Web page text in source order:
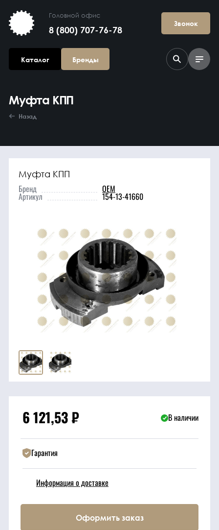
Головной офис
8 (800) 707-76-78
Звонок
Каталог Бренды
Агрегаты в
сборе
ГСМ
Детали
двигателя
Крепежные
элементы
Подшипники
запчасти
Режущие
элементы
элементы
Муфта КПП
Назад
Муфта КПП
Бренд OEM
Артикул 154-13-41660
6 121,53₽ В наличии
Гарантия
Информация о доставке
Оформить заказ